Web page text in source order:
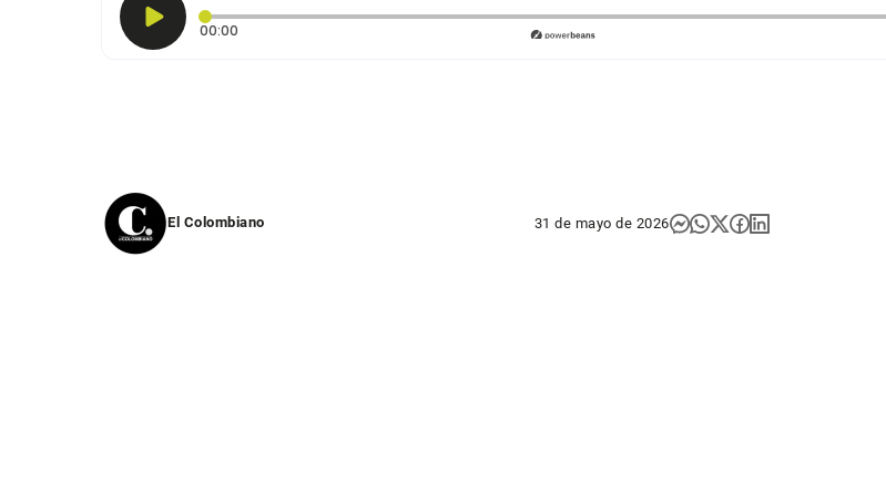
00:00
El Colombiano 31 de mayo de 2026